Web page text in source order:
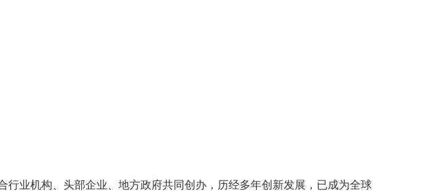
行业机构、头部企业、地方政府共同创办，历经多年创新发展，已成为全球